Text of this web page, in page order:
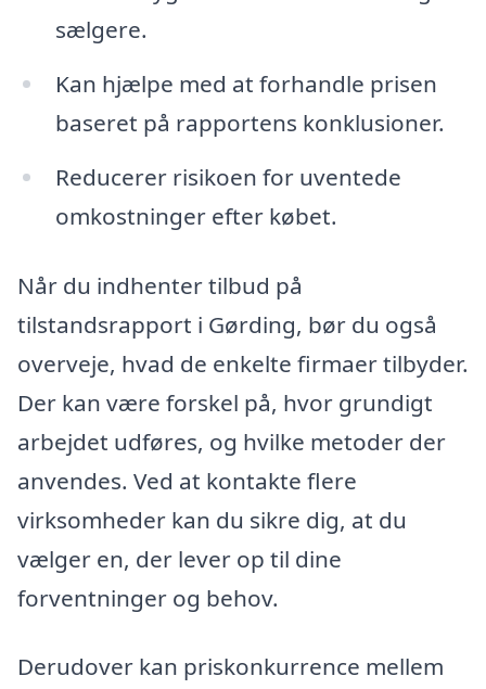
sælgere.
Kan hjælpe med at forhandle prisen
baseret på rapportens konklusioner.
Reducerer risikoen for uventede
omkostninger efter købet.
Når du indhenter tilbud på
tilstandsrapport i Gørding, bør du også
overveje, hvad de enkelte firmaer tilbyder.
Der kan være forskel på, hvor grundigt
arbejdet udføres, og hvilke metoder der
anvendes. Ved at kontakte flere
virksomheder kan du sikre dig, at du
vælger en, der lever op til dine
forventninger og behov.
Derudover kan priskonkurrence mellem